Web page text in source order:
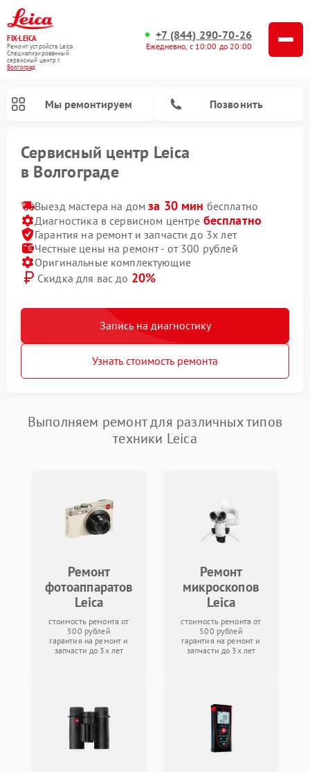
FIX-LEICA
Ремонт устройств Leica
Специализированный
cервисный центр г.
Волгоград
+7 (844) 290-70-26
Ежедневно, с 10:00 до 20:00
Мы ремонтируем Позвонить
Сервисный центр Leica
в Волгограде
Выезд мастера на домза 30 мин бесплатно
Диагностика в сервисном центре бесплатно
Гарантия на ремонт и запчасти до 3х лет
Честные цены на ремонт - от 300 рублей
Оригинальные комплектующие
Скидка для вас до 20%
Запись на диагностику
Узнать стоимость ремонта
Выполняем ремонт для различных типов
техники Leica
Ремонт
фотоаппаратов
Leica
стоимость ремонта от
500 рублей
гарантия на ремонт и
запчасти до 3х лет
Ремонт
микроскопов
Leica
стоимость ремонта от
500 рублей
гарантия на ремонт и
запчасти до 3х лет